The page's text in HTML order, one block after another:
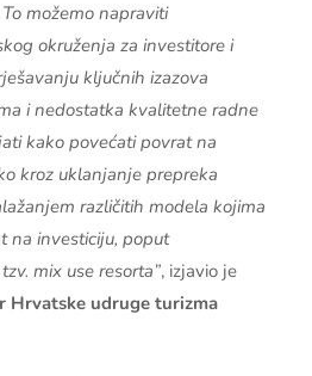
možemo napraviti
okruženja za investitore i
ključnih izazova
i nedostatka kvalitetne radne
kako povećati povrat na
kroz uklanjanje prepreka
različitih modela kojima
na investiciju, poput
mix use resorta”, izjavio je
Hrvatske udruge turizma